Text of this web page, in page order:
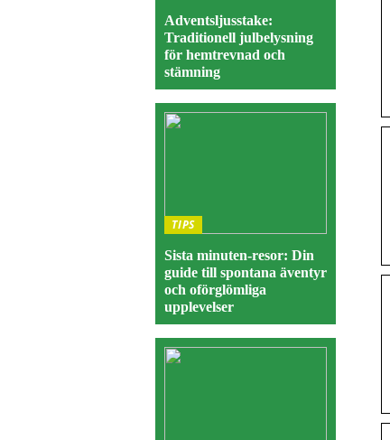
Adventsljusstake:
Traditionell julbelysning
för hemtrevnad och
stämning
TIPS
Sista minuten-resor: Din
guide till spontana äventyr
och oförglömliga
upplevelser